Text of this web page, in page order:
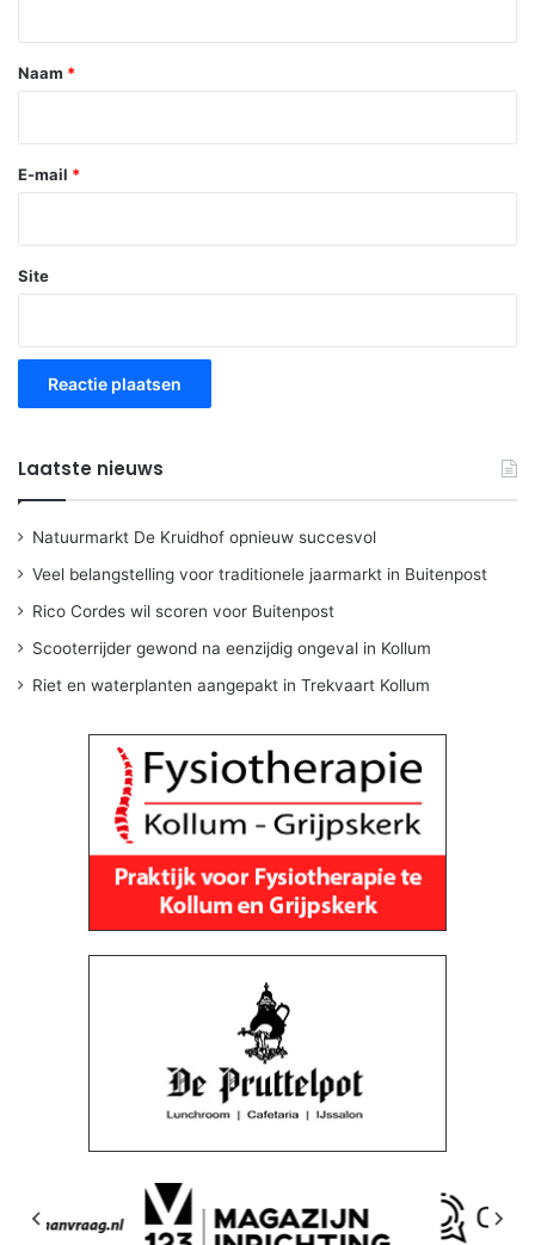
*
Naam *
E-mail *
Site
Laatste nieuws
Natuurmarkt De Kruidhof opnieuw succesvol
Veel belangstelling voor traditionele jaarmarkt in Buitenpost
Rico Cordes wil scoren voor Buitenpost
Scooterrijder gewond na eenzijdig ongeval in Kollum
Riet en waterplanten aangepakt in Trekvaart Kollum